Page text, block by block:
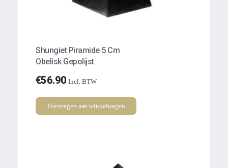
Shungiet Piramide 5 Cm
Obelisk Gepolijst
€56.90 Incl. BTW
Toevoegen aan winkelwagen